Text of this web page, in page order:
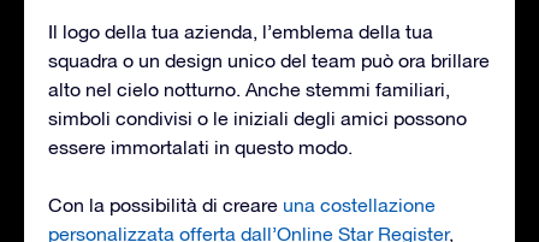
Il logo della tua azienda, l’emblema della tua
squadra o un design unico del team può ora brillare
alto nel cielo notturno. Anche stemmi familiari,
simboli condivisi o le iniziali degli amici possono
essere immortalati in questo modo.
Con la possibilità di creare una costellazione
personalizzata offerta dall’Online Star Register,